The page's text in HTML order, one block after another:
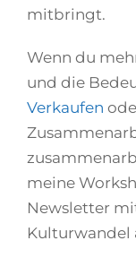
mitbringt.
Wenn du
und die
Verkaufen
meine
Newsletter
Kulturwandel